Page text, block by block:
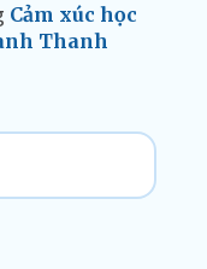
Cảm xúc học
Thanh